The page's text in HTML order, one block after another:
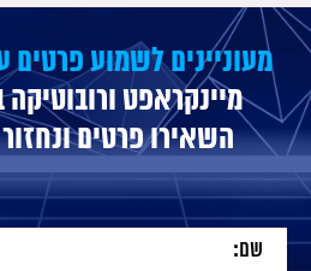
מעוניינים לשמוע פרטים
מיינקראפט
השאירו פרטים